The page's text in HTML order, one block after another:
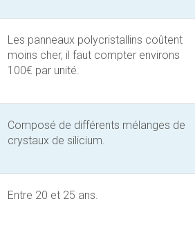
Les panneaux polycristallins coûtent
moins cher, il faut compter environs
100€ par unité.
Composé de différents mélanges de
crystaux de silicium.
Entre 20 et 25 ans.